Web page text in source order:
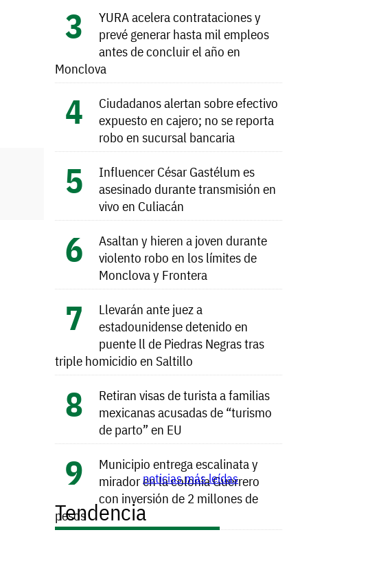
YURA acelera contrataciones y
prevé generar hasta mil empleos
antes de concluir el año en
Monclova
Ciudadanos alertan sobre efectivo
expuesto en cajero; no se reporta
robo en sucursal bancaria
Influencer César Gastélum es
asesinado durante transmisión en
vivo en Culiacán
Asaltan y hieren a joven durante
violento robo en los límites de
Monclova y Frontera
Llevarán ante juez a
estadounidense detenido en
puente ll de Piedras Negras tras
triple homicidio en Saltillo
Retiran visas de turista a familias
mexicanas acusadas de “turismo
de parto” en EU
Municipio entrega escalinata y
mirador en la colonia Guerrero
con inversión de 2 millones de
pesos
noticias más leídas
Tendencia